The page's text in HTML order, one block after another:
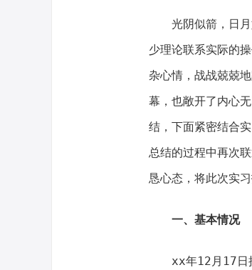
光阴似箭，日
少理论联系实际的
杂心情，战战兢兢
幕，也敞开了内心
结，下面紧密结合
总结的过程中再次
恳心态，将此次实
一、基本情况
xx年12月17日